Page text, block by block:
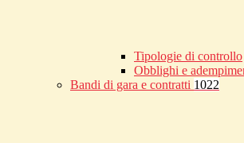
Tipologie di controllo
Obblighi e
Bandi di gara e contratti 1022